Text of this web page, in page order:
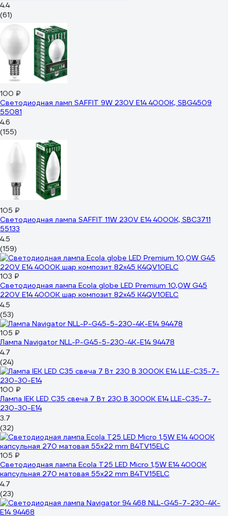
4.4
(61)
100 ₽
Светодиодная ламп SAFFIT 9W 230V E14 4000K, SBG4509
55081
4.6
(155)
105 ₽
Светодиодная лампа SAFFIT 11W 230V E14 4000K, SBC3711
55133
4.5
(159)
103 ₽
Светодиодная лампа Ecola globe LED Premium 10,0W G45
220V E14 4000K шар композит 82x45 K4QV10ELC
4.5
(53)
105 ₽
Лампа Navigator NLL-P-G45-5-230-4K-E14 94478
4.7
(24)
100 ₽
Лампа IEK LED C35 свеча 7 Вт 230 В 3000К E14 LLE-C35-7-
230-30-E14
3.7
(32)
105 ₽
Светодиодная лампа Ecola T25 LED Micro 1,5W E14 4000K
капсульная 270 матовая 55x22 mm B4TV15ELC
4.7
(23)